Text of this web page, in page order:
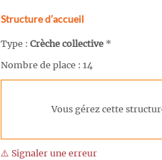
Structure d’accueil
Type : Crèche collective *
Nombre de place : 14
Vous gérez cette
⚠️ Signaler une erreur